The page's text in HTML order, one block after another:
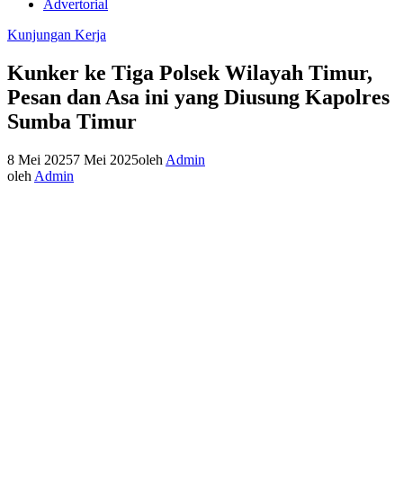
Advertorial
Kunjungan Kerja
Kunker ke Tiga Polsek Wilayah Timur,
Pesan dan Asa ini yang Diusung Kapolres
Sumba Timur
8 Mei 20257 Mei 2025oleh Admin
oleh Admin